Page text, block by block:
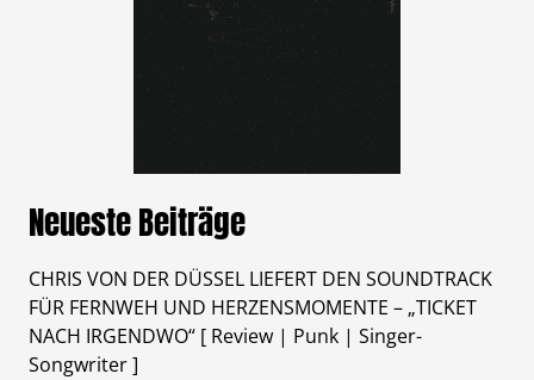
Neueste Beiträge
CHRIS VON DER DÜSSEL LIEFERT DEN SOUNDTRACK
FÜR FERNWEH UND HERZENSMOMENTE – „TICKET
NACH IRGENDWO“ [ Review | Punk | Singer-
Songwriter ]